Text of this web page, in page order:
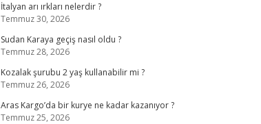
İtalyan arı ırkları nelerdir ?
Temmuz 30, 2026
Sudan Karaya geçiş nasıl oldu ?
Temmuz 28, 2026
Kozalak şurubu 2 yaş kullanabilir mi ?
Temmuz 26, 2026
Aras Kargo’da bir kurye ne kadar kazanıyor ?
Temmuz 25, 2026